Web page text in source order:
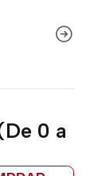
0 a